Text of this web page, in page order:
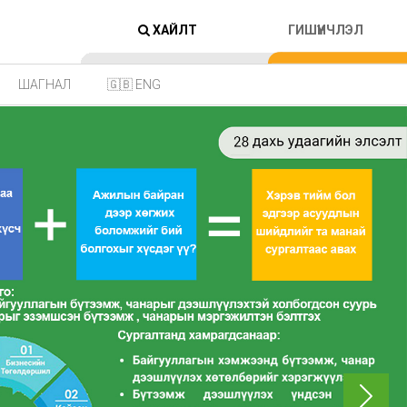
ХАЙЛТ ГИШҮҮНЧЛЭЛ
ШАГНАЛ 🇬🇧 ENG